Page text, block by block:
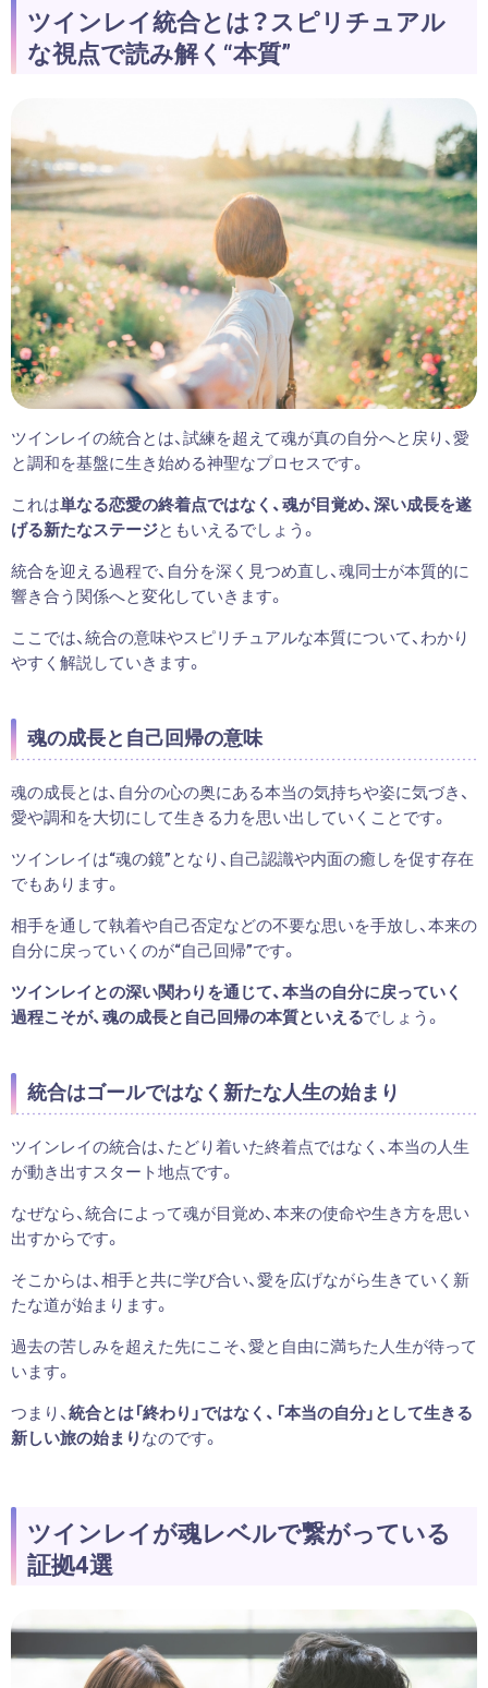
ツインレイ統合とは？スピリチュアル
な視点で読み解く“本質”
ツインレイの統合とは、試練を超えて魂が真の自分へと戻り、愛
と調和を基盤に生き始める神聖なプロセスです。
これは単なる恋愛の終着点ではなく、魂が目覚め、深い成長を遂
げる新たなステージともいえるでしょう。
統合を迎える過程で、自分を深く見つめ直し、魂同士が本質的に
響き合う関係へと変化していきます。
ここでは、統合の意味やスピリチュアルな本質について、わかり
やすく解説していきます。
魂の成長と自己回帰の意味
魂の成長とは、自分の心の奥にある本当の気持ちや姿に気づき、
愛や調和を大切にして生きる力を思い出していくことです。
ツインレイは“魂の鏡”となり、自己認識や内面の癒しを促す存在
でもあります。
相手を通して執着や自己否定などの不要な思いを手放し、本来の
自分に戻っていくのが“自己回帰”です。
ツインレイとの深い関わりを通じて、本当の自分に戻っていく
過程こそが、魂の成長と自己回帰の本質といえるでしょう。
統合はゴールではなく新たな人生の始まり
ツインレイの統合は、たどり着いた終着点ではなく、本当の人生
が動き出すスタート地点です。
なぜなら、統合によって魂が目覚め、本来の使命や生き方を思い
出すからです。
そこからは、相手と共に学び合い、愛を広げながら生きていく新
たな道が始まります。
過去の苦しみを超えた先にこそ、愛と自由に満ちた人生が待って
います。
つまり、統合とは「終わり」ではなく、「本当の自分」として生きる
新しい旅の始まりなのです。
ツインレイが魂レベルで繋がっている
証拠4選